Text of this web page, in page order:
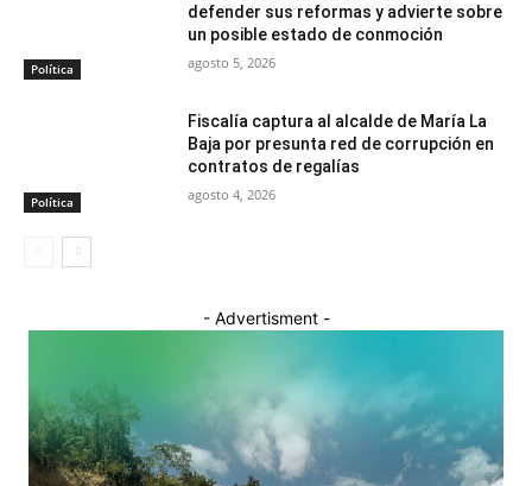
Política
defender sus reformas y advierte sobre
un posible estado de conmoción
agosto 5, 2026
Política
Fiscalía captura al alcalde de María La
Baja por presunta red de corrupción en
contratos de regalías
agosto 4, 2026
- Advertisment -